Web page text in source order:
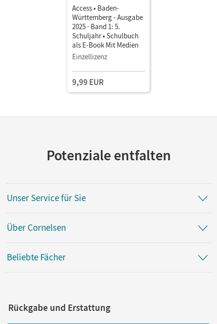
Access • Baden-
Württemberg - Ausgabe
2025 · Band 1: 5.
Schuljahr • Schulbuch
als E-Book Mit Medien
Einzellizenz
9,99 EUR
Potenziale entfalten
Unser Service für Sie
Über Cornelsen
Beliebte Fächer
Rückgabe und Erstattung